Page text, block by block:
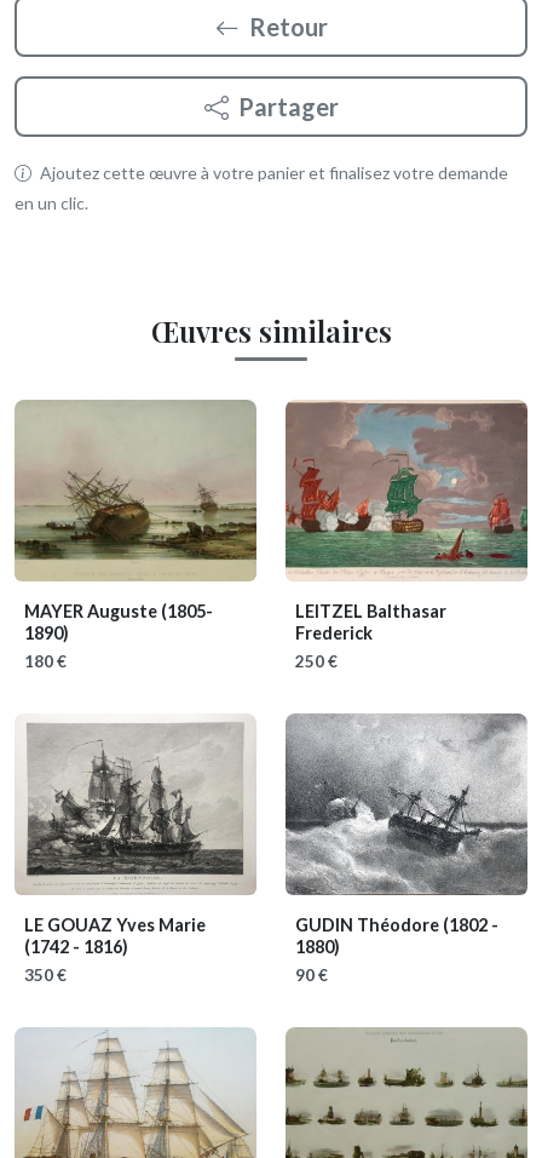
Retour
Partager
Ajoutez cette œuvre à votre panier et finalisez votre demande
en un clic.
Œuvres similaires
MAYER Auguste (1805-
1890)
180 €
LEITZEL Balthasar
Frederick
250 €
LE GOUAZ Yves Marie
(1742 - 1816)
350 €
GUDIN Théodore (1802 -
1880)
90 €